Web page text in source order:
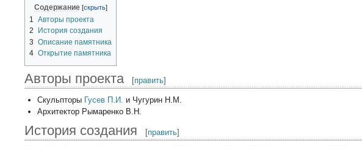
Содержание
1 Авторы проекта
2
История создания
3 Описание памятника
4 Открытие памятника
Авторы проекта [править]
Скульпторы Гусев П.И. и Чугурин Н.М.
Архитектор Рымаренко В.Н.
История создания [править]